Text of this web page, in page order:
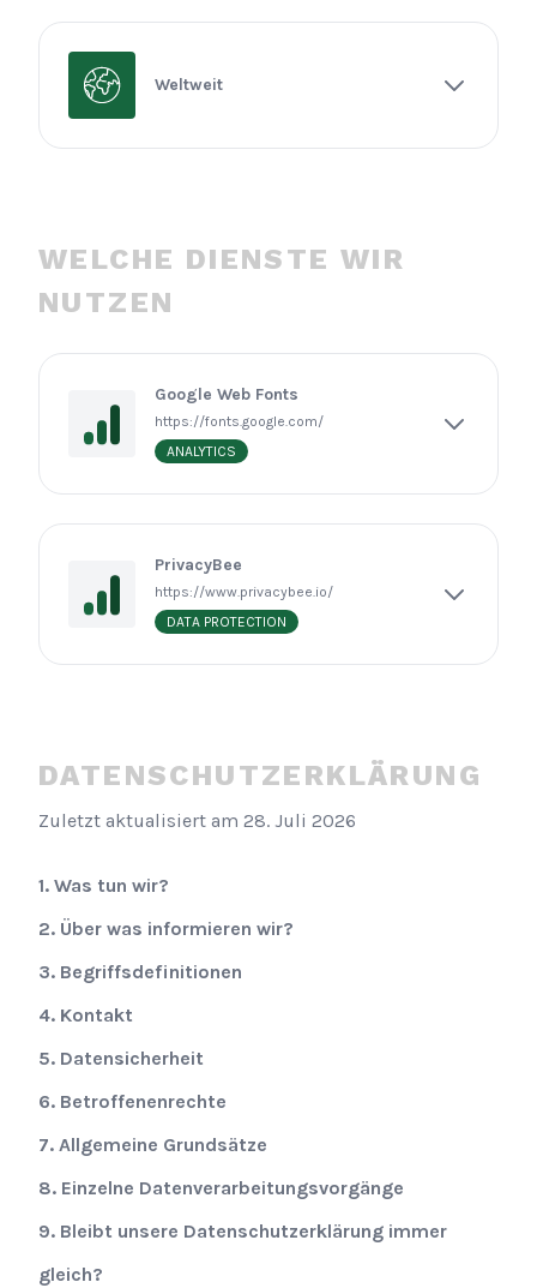
Weltweit
WELCHE DIENSTE WIR
NUTZEN
Google Web Fonts
https://fonts.google.com/
ANALYTICS
PrivacyBee
https://www.privacybee.io/
DATA PROTECTION
DATENSCHUTZERKLÄRUNG
Zuletzt aktualisiert am 28. Juli 2026
1. Was tun wir?
2. Über was informieren wir?
3. Begriffsdefinitionen
4. Kontakt
5. Datensicherheit
6. Betroffenenrechte
7. Allgemeine Grundsätze
8. Einzelne Datenverarbeitungsvorgänge
9. Bleibt unsere Datenschutzerklärung immer
gleich?